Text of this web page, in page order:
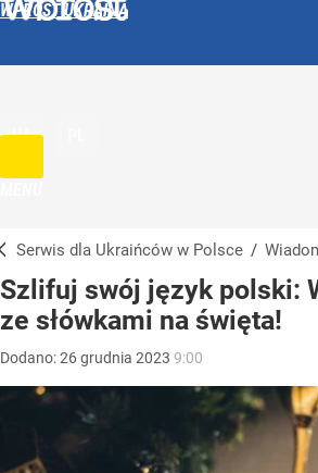
WPROST UKRAINA
UA
Serwis dla Ukraińców w Polsce /
Szlifuj swój język polski:
ze słówkami na święta!
Dodano:26grudnia 2023 9:00